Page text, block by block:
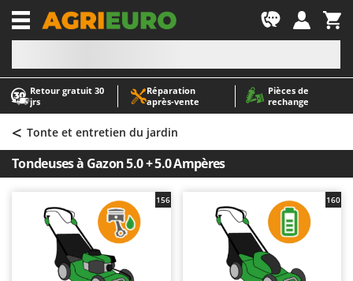
Retour gratuit 30
jrs
Réparation
après‑vente
Pièces de
rechange
-1
A
Abris de jardin
Accessoires pour tracteurs tondeuses autoportés
Aérateurs Scarificateurs pour gazon
Arracheuses de pommes de terre pour tracteur
Aspirateurs - Balais Électriques
Aspirateurs à cendres
Aspirateurs à feuilles sur roues
Aspirateurs de piscine
A
AgriEuro Premium
AgriEuro TOP-LINE
AGT
Airmec
AL-KO
ALA 2000
< Tonte et entretien du jardin
Tondeuses à Gazon 5.0 + 5.0 Ampères
156 160